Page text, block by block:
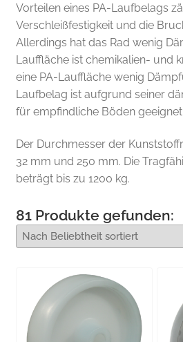
Vorteilen eines PA-Laufbelags
Verschleißfestigkeit und die
Allerdings hat das Rad wenig
Lauffläche ist chemikalien- und
eine PA-Lauffläche wenig
Laufbelag ist aufgrund seiner
für empfindliche Böden geeignet.
Der Durchmesser der
32 mm und 250 mm. Die
beträgt bis zu 1200 kg.
81Produkte gefunden: